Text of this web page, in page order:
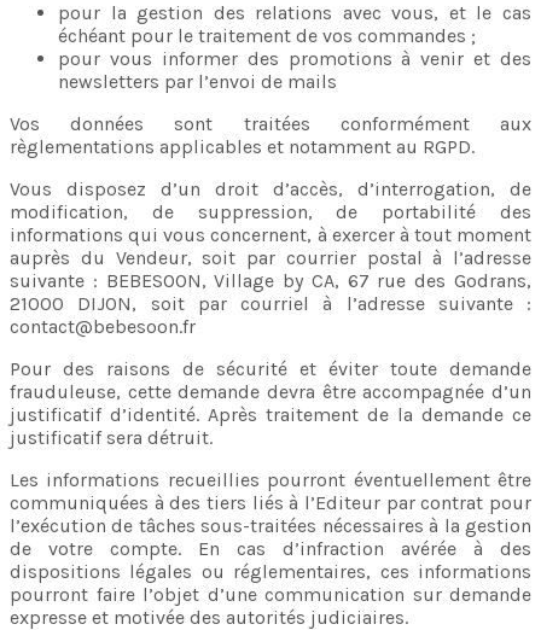
pour la gestion des relations avec vous, et le cas
échéant pour le traitement de vos commandes ;
pour vous informer des promotions à venir et des
newsletters par l’envoi de mails
Vos données sont traitées conformément aux
règlementations applicables et notamment au RGPD.
Vous disposez d’un droit d’accès, d’interrogation, de
modification, de suppression, de portabilité des
informations qui vous concernent, à exercer à tout moment
auprès du Vendeur, soit par courrier postal à l’adresse
suivante : BEBESOON, Village by CA, 67 rue des Godrans,
21000 DIJON, soit par courriel à l’adresse suivante :
contact@bebesoon.fr
Pour des raisons de sécurité et éviter toute demande
frauduleuse, cette demande devra être accompagnée d’un
justificatif d’identité. Après traitement de la demande ce
justificatif sera détruit.
Les informations recueillies pourront éventuellement être
communiquées à des tiers liés à l’Editeur par contrat pour
l’exécution de tâches sous-traitées nécessaires à la gestion
de votre compte. En cas d’infraction avérée à des
dispositions légales ou réglementaires, ces informations
pourront faire l’objet d’une communication sur demande
expresse et motivée des autorités judiciaires.